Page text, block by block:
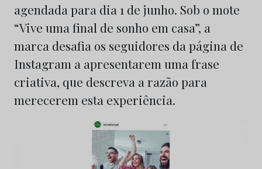
agendada para dia 1 de junho. Sob o mote
“Vive uma final de sonho em casa”, a
marca desafia os seguidores da página de
Instagram a apresentarem uma frase
criativa, que descreva a razão para
merecerem esta experiência.